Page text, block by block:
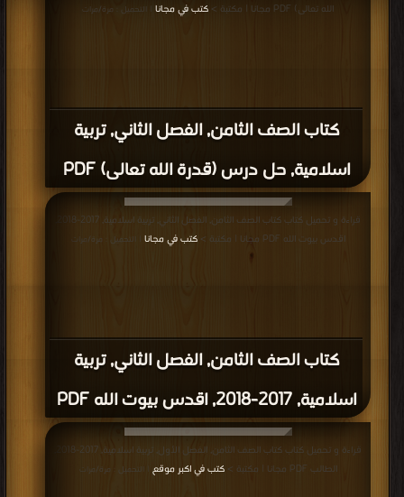
كتاب الصف الثامن, الفصل الثاني, تربية
اسلامية, حل درس (قدرة الله تعالى) PDF
الله تعالى) PDF مجانا | مكتبة >
كتب في مجانا | التحميل : مرة/مرات
كتاب الصف الثامن, الفصل الثاني, تربية
اسلامية, 2017-2018, اقدس بيوت الله PDF
اقدس بيوت الله PDF مجانا | مكتبة >
كتب في مجانا | التحميل : مرة/مرات
الطالب PDF مجانا | مكتبة >
كتب في اكبر موقع | التحميل : مرة/مرات